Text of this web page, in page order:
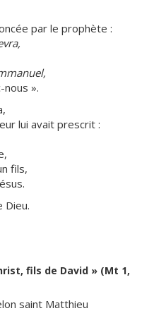
par le prophète :
».
lui avait prescrit :
fils,
Dieu.
fils de David » (Mt 1,
saint Matthieu